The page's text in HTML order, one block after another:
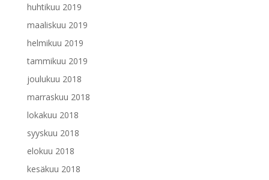
huhtikuu 2019
maaliskuu 2019
helmikuu 2019
tammikuu 2019
joulukuu 2018
marraskuu 2018
lokakuu 2018
syyskuu 2018
elokuu 2018
kesäkuu 2018